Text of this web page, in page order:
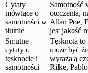
Cytaty
mówiące o
samotności w
tłumie
Samotność
otoczenia,
Allan Poe,
jest jakość
Smutne
cytaty o
tęsknocie i
samotności
Tęsknota to
może być
wyrażają
Rilke,